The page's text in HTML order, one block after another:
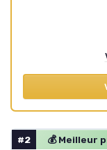
#2 💰 Meilleur